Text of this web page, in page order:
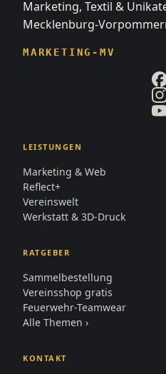
Marketing, Textil &
Mecklenburg-
MARKETING-MV
LEISTUNGEN
Marketing & Web
Reflect+
Vereinswelt
Werkstatt & 3D-Druck
RATGEBER
Sammelbestellung
Vereinsshop gratis
Feuerwehr-Teamwear
Alle Themen ›
KONTAKT